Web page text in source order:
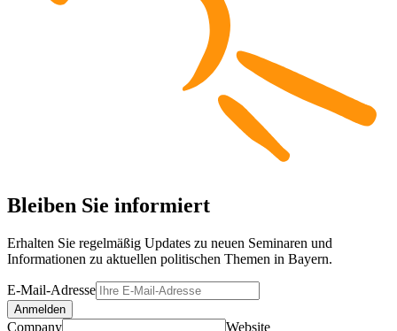
Bleiben Sie informiert
Erhalten Sie regelmäßig Updates zu neuen Seminaren und
Informationen zu aktuellen politischen Themen in Bayern.
E-Mail-Adresse
Anmelden
Company Website